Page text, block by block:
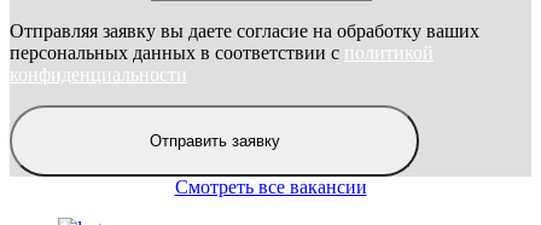
Отправляя заявку вы даете согласие на обработку ваших
персональных данных в соответствии с политикой
конфиденциальности
Отправить заявку
Смотреть все вакансии